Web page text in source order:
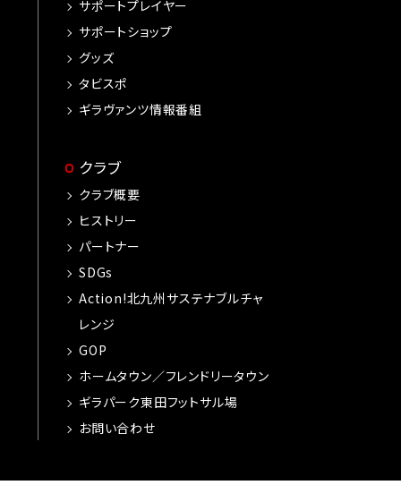
サポートプレイヤー
サポートショップ
グッズ
タビスポ
ギラヴァンツ情報番組
クラブ
クラブ概要
ヒストリー
パートナー
SDGs
Action!北九州サステナブルチャ
レンジ
GOP
ホームタウン／フレンドリータウン
ギラパーク東田フットサル場
お問い合わせ